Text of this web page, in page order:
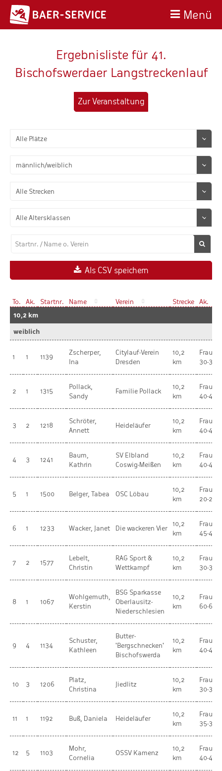
Menü
Ergebnisliste für 41.
Bischofswerdaer Langstreckenlauf
Zur Veranstaltung
Als CSV speichern
To. Ak. Startnr. Name Verein Strecke
Ak.
10,2 km
weiblich
1 1 1139
Zscherper,
Ina
Citylauf-Verein
Dresden
10,2
km
Frauen
30-34
2 1 1315
Pollack,
Sandy
Familie Pollack
10,2
km
Frauen
40-44
3 2 1218
Schröter,
Annett
Heideläufer
10,2
km
Frauen
40-44
4 3 1241
Baum,
Kathrin
SV Elbland
Coswig-Meißen
10,2
km
Frauen
40-44
5 1 1500 Belger, Tabea OSC Löbau
10,2
km
Frauen
20-29
6 1 1233 Wacker, Janet Die wackeren Vier
10,2
km
Frauen
45-49
7 2 1577
Lebelt,
Christin
RAG Sport &
Wettkampf
10,2
km
Frauen
30-34
8 1 1067
Wohlgemuth,
Kerstin
BSG Sparkasse
Oberlausitz-
Niederschlesien
10,2
km
Frauen
60-64
9 4 1134
Schuster,
Kathleen
Butter-
'Bergschnecken'
Bischofswerda
10,2
km
Frauen
40-44
10 3 1206
Platz,
Christina
Jiedlitz
10,2
km
Frauen
30-34
11 1 1192 Buß, Daniela Heideläufer
10,2
km
Frauen
35-39
12 5 1103
Mohr,
Cornelia
OSSV Kamenz
10,2
km
Frauen
40-44